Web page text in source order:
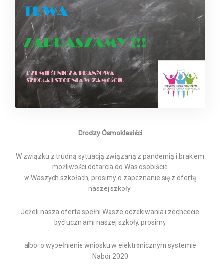
Drodzy Ósmoklasiści
W związku z trudną sytuacją związaną z pandemią i brakiem
możliwości dotarcia do Was osobiście
w Waszych szkołach, prosimy o zapoznanie się z ofertą
naszej szkoły.
Jeżeli nasza oferta spełni Wasze oczekiwania i zechcecie
być uczniami naszej szkoły, prosimy
albo o wypełnienie wniosku w elektronicznym systemie
Nabór 2020